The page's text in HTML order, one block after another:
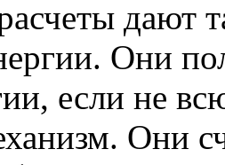
дают
Они
если не
Они